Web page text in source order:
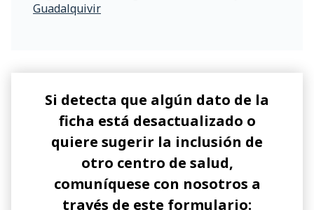
Guadalquivir
Si detecta que algún dato de la
ficha está desactualizado o
quiere sugerir la inclusión de
otro centro de salud,
comuníquese con nosotros a
través de este formulario: